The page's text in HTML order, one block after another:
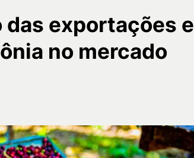
das exportações e
no mercado